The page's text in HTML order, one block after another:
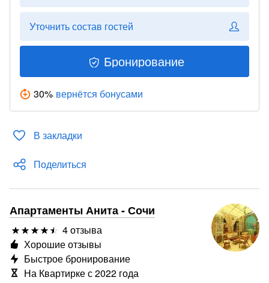
Уточнить состав гостей
Бронирование
30% вернётся бонусами
В закладки
Поделиться
Апартаменты Анита - Сочи
4 отзыва
Хорошие отзывы
Быстрое бронирование
На Квартирке с 2022 года